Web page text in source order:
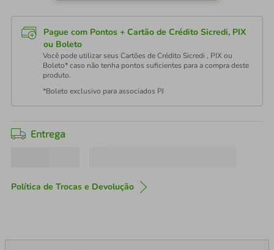
Pague com Pontos + Cartão de Crédito Sicredi, PIX
ou Boleto
Você pode utilizar seus Cartões de Crédito Sicredi , PIX ou
Boleto* caso não tenha pontos suficientes para a compra deste
produto.
*Boleto exclusivo para associados PJ
Entrega
Política de Trocas e Devolução